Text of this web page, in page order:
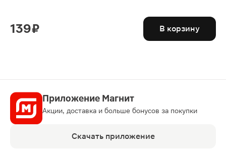
139 ₽ В корзину
Приложение Магнит
Акции, доставка и больше бонусов за покупки
Скачать приложение